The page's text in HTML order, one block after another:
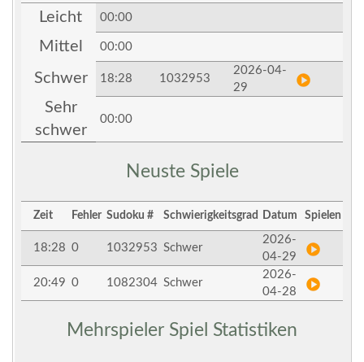
Leicht 00:00
Mittel 00:00
Schwer 18:28 1032953
2026-04-
29
Sehr
schwer
00:00
Neuste Spiele
Zeit Fehler Sudoku # Schwierigkeitsgrad Datum Spielen
18:28 0 1032953 Schwer
2026-
04-29
20:49 0 1082304 Schwer
2026-
04-28
Mehrspieler Spiel Statistiken